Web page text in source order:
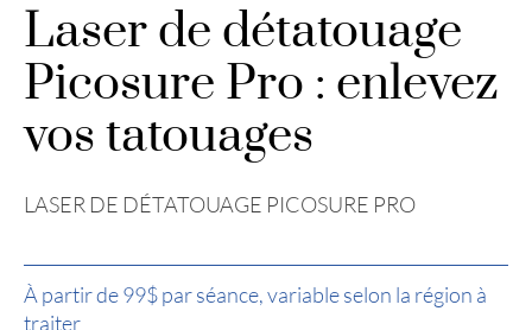
Laser de détatouage
Picosure Pro : enlevez
vos tatouages
LASER DE DÉTATOUAGE PICOSURE PRO
À partir de 99$ par séance, variable selon la région à
traiter